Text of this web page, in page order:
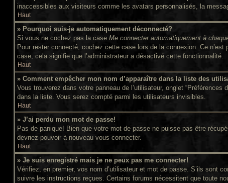
inaccessibles aux visiteurs comme les avatars personnalisés, la
Haut
» Pourquoi suis-je automatiquement déconnecté?
Si vous ne cochez pas la case Me connecter automatiquement à
Pour rester connecté, cochez cette case lors de la connexion. Ce
case, cela signifie que l’administrateur a désactivé cette fonctionnalité.
Haut
» Comment empêcher mon nom d’apparaître dans la liste des
Vous trouverez dans votre panneau de l’utilisateur, onglet “Préférences
dans la liste. Vous serez compté parmi les utilisateurs invisibles.
Haut
» J’ai perdu mon mot de passe!
Pas de panique! Bien que votre mot de passe ne puisse pas être
devriez pouvoir à nouveau vous connecter.
Haut
» Je suis enregistré mais je ne peux pas me connecter!
Vérifiez, en premier, vos nom d’utilisateur et mot de passe. S’ils sont
suivre les instructions reçues. Certains forums nécessitent que toute